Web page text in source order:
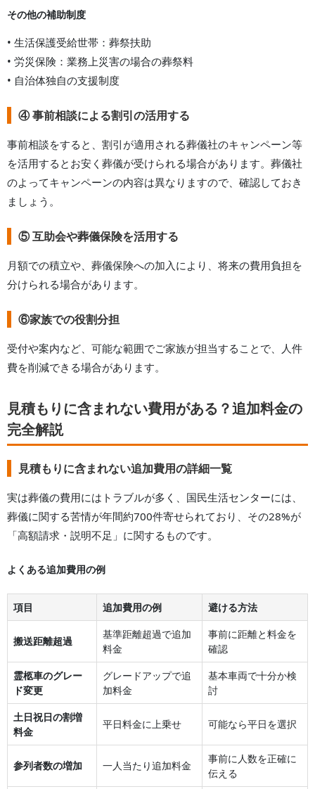
その他の補助制度
• 生活保護受給世帯：葬祭扶助
• 労災保険：業務上災害の場合の葬祭料
• 自治体独自の支援制度
④ 事前相談による割引の活用する
事前相談をすると、割引が適用される葬儀社のキャンペーン等
を活用するとお安く葬儀が受けられる場合があります。葬儀社
のよってキャンペーンの内容は異なりますので、確認しておき
ましょう。
⑤ 互助会や葬儀保険を活用する
月額での積立や、葬儀保険への加入により、将来の費用負担を
分けられる場合があります。
⑥家族での役割分担
受付や案内など、可能な範囲でご家族が担当することで、人件
費を削減できる場合があります。
見積もりに含まれない費用がある？追加料金の
完全解説
見積もりに含まれない追加費用の詳細一覧
実は葬儀の費用にはトラブルが多く、国民生活センターには、
葬儀に関する苦情が年間約700件寄せられており、その28%が
「高額請求・説明不足」に関するものです。
よくある追加費用の例
項目 追加費用の例 避ける方法
搬送距離超過
基準距離超過で追加
料金
事前に距離と料金を
確認
霊柩車のグレー
ド変更
グレードアップで追
加料金
基本車両で十分か検
討
土日祝日の割増
料金
平日料金に上乗せ 可能なら平日を選択
参列者数の増加 一人当たり追加料金
事前に人数を正確に
伝える